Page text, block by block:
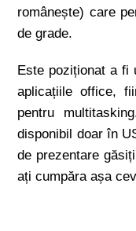
românește) care
de grade.
Este poziționat a fi
aplicațiile office,
pentru
disponibil doar în
de prezentare
ați cumpăra așa